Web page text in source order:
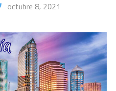
octubre 8, 2021